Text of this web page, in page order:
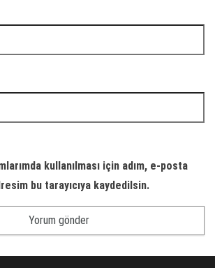
kullanılması için adım, e-posta
bu tarayıcıya kaydedilsin.